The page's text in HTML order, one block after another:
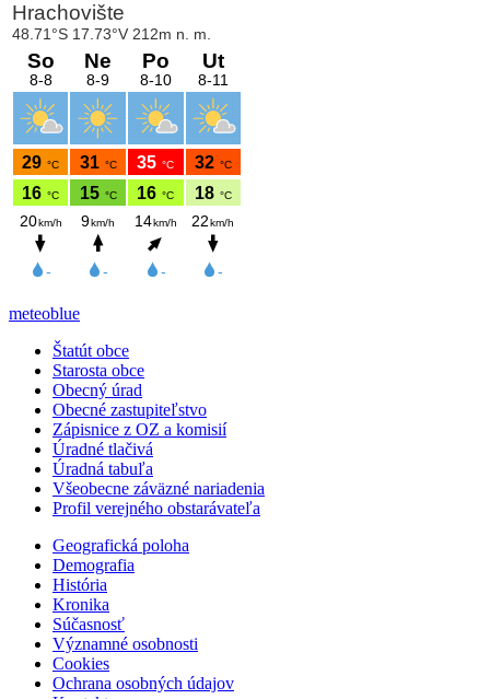
meteoblue
Štatút obce
Starosta obce
Obecný úrad
Obecné zastupiteľstvo
Zápisnice z OZ a komisií
Úradné tlačivá
Úradná tabuľa
Všeobecne záväzné nariadenia
Profil verejného obstarávateľa
Geografická poloha
Demografia
História
Kronika
Súčasnosť
Významné osobnosti
Cookies
Ochrana osobných údajov